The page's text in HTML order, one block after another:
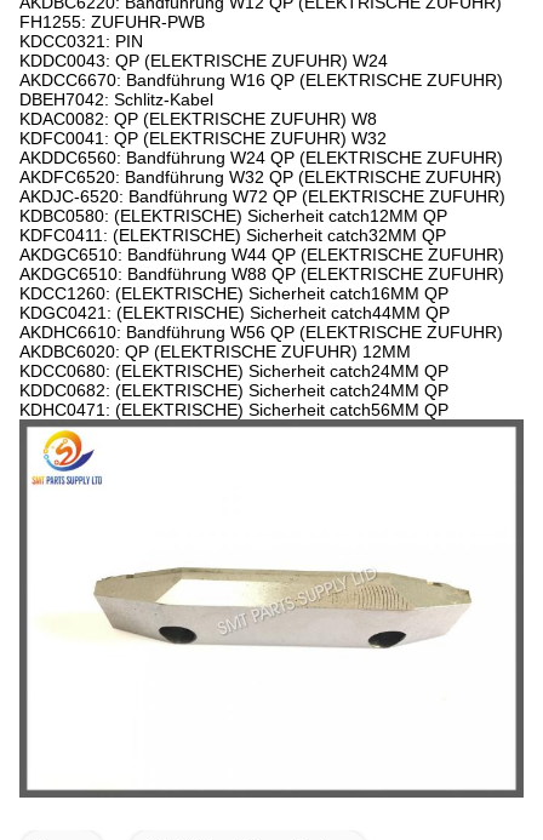
FH1255: ZUFUHR-PWB
KDCC0321: PIN
KDDC0043: QP (ELEKTRISCHE ZUFUHR) W24
AKDCC6670: Bandführung W16 QP (ELEKTRISCHE ZUFUHR)
DBEH7042: Schlitz-Kabel
KDAC0082: QP (ELEKTRISCHE ZUFUHR) W8
KDFC0041: QP (ELEKTRISCHE ZUFUHR) W32
AKDDC6560: Bandführung W24 QP (ELEKTRISCHE ZUFUHR)
AKDFC6520: Bandführung W32 QP (ELEKTRISCHE ZUFUHR)
AKDJC-6520: Bandführung W72 QP (ELEKTRISCHE ZUFUHR)
KDBC0580: (ELEKTRISCHE) Sicherheit catch12MM QP
KDFC0411: (ELEKTRISCHE) Sicherheit catch32MM QP
AKDGC6510: Bandführung W44 QP (ELEKTRISCHE ZUFUHR)
AKDGC6510: Bandführung W88 QP (ELEKTRISCHE ZUFUHR)
KDCC1260: (ELEKTRISCHE) Sicherheit catch16MM QP
KDGC0421: (ELEKTRISCHE) Sicherheit catch44MM QP
AKDHC6610: Bandführung W56 QP (ELEKTRISCHE ZUFUHR)
AKDBC6020: QP (ELEKTRISCHE ZUFUHR) 12MM
KDCC0680: (ELEKTRISCHE) Sicherheit catch24MM QP
KDDC0682: (ELEKTRISCHE) Sicherheit catch24MM QP
KDHC0471: (ELEKTRISCHE) Sicherheit catch56MM QP